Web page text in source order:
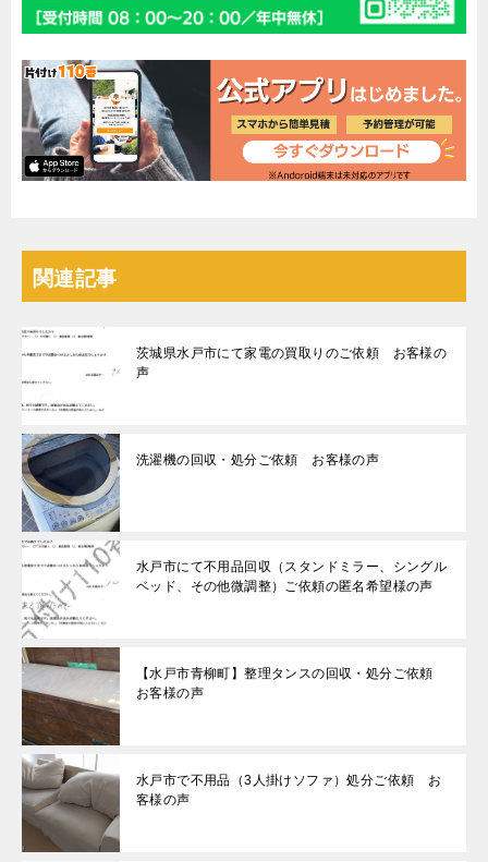
関連記事
茨城県水戸市にて家電の買取りのご依頼 お客様の
声
洗濯機の回収・処分ご依頼 お客様の声
水戸市にて不用品回収（スタンドミラー、シングル
ベッド、その他微調整）ご依頼の匿名希望様の声
【水戸市青柳町】整理タンスの回収・処分ご依頼
お客様の声
水戸市で不用品（3人掛けソファ）処分ご依頼 お
客様の声